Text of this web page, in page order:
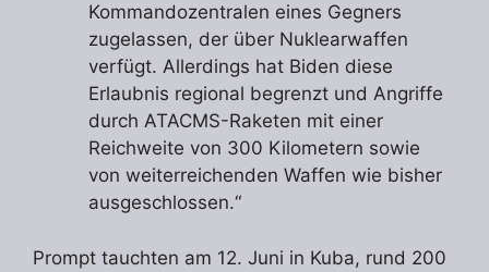
Kommandozentralen eines Gegners
zugelassen, der über Nuklearwaffen
verfügt. Allerdings hat Biden diese
Erlaubnis regional begrenzt und Angriffe
durch ATACMS-Raketen mit einer
Reichweite von 300 Kilometern sowie
von weiterreichenden Waffen wie bisher
ausgeschlossen.“
Prompt tauchten am 12. Juni in Kuba, rund 200